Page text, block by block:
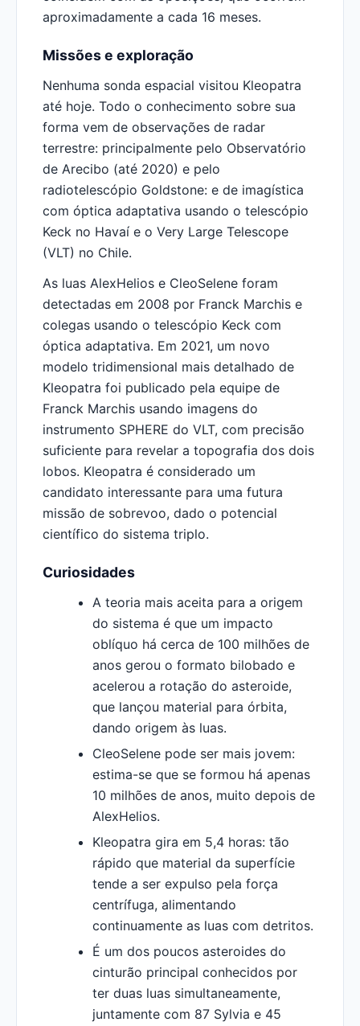
aproximadamente a cada 16 meses.
Missões e exploração
Nenhuma sonda espacial visitou Kleopatra
até hoje. Todo o conhecimento sobre sua
forma vem de observações de radar
terrestre: principalmente pelo Observatório
de Arecibo (até 2020) e pelo
radiotelescópio Goldstone: e de imagística
com óptica adaptativa usando o telescópio
Keck no Havaí e o Very Large Telescope
(VLT) no Chile.
As luas AlexHelios e CleoSelene foram
detectadas em 2008 por Franck Marchis e
colegas usando o telescópio Keck com
óptica adaptativa. Em 2021, um novo
modelo tridimensional mais detalhado de
Kleopatra foi publicado pela equipe de
Franck Marchis usando imagens do
instrumento SPHERE do VLT, com precisão
suficiente para revelar a topografia dos dois
lobos. Kleopatra é considerado um
candidato interessante para uma futura
missão de sobrevoo, dado o potencial
científico do sistema triplo.
Curiosidades
A teoria mais aceita para a origem
do sistema é que um impacto
oblíquo há cerca de 100 milhões de
anos gerou o formato bilobado e
acelerou a rotação do asteroide,
que lançou material para órbita,
dando origem às luas.
CleoSelene pode ser mais jovem:
estima-se que se formou há apenas
10 milhões de anos, muito depois de
AlexHelios.
Kleopatra gira em 5,4 horas: tão
rápido que material da superfície
tende a ser expulso pela força
centrífuga, alimentando
continuamente as luas com detritos.
É um dos poucos asteroides do
cinturão principal conhecidos por
ter duas luas simultaneamente,
juntamente com 87 Sylvia e 45